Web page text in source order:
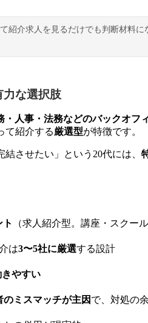
紹介求人を見るだけでも判断材料に
力な選択肢
・人事・法務などのバックオフ
て紹介する厳選型が特徴です。
させたい」という20代には、
（求人紹介型。講座・スクー
は3〜5社に厳選する設計
やすい
ミスマッチが主因 で、対処の